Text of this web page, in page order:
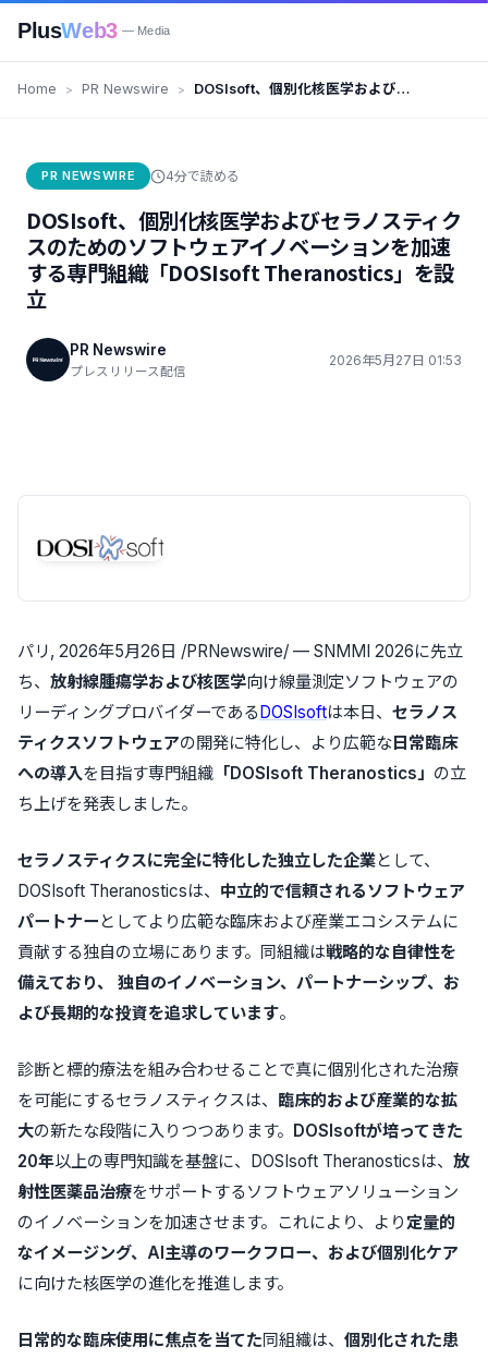
PlusWeb3 — Media
Home PR Newswire
DOSIsoft、個別化核医学およびセ
Theranostics」を設立
PR NEWSWIRE 4分で読める
DOSIsoft、個別化核医学およびセラノスティク
スのためのソフトウェアイノベーションを加速
する専門組織「DOSIsoft Theranostics」を設
立
PR Newswire
プレスリリース配信
2026年5月27日 01:53
パリ, 2026年5月26日 /PRNewswire/ — SNMMI 2026に先立
ち、 放射線腫瘍学および核医学向け線量測定ソフトウェアの
リーディングプロバイダーであるDOSIsoftは本日、 セラノス
ティクスソフトウェアの開発に特化し、より広範な日常臨床
への導入を目指す専門組織 「DOSIsoft Theranostics」 の立
ち上げを発表しました。
セラノスティクスに完全に特化した独立した企業として、
DOSIsoft Theranosticsは、 中立的で信頼されるソフトウェア
パートナー としてより広範な臨床および産業エコシステムに
貢献する独自の立場にあります。同組織は戦略的な自律性を
備えており、
独自のイノベーション、パートナーシップ、お
よび長期的な投資を追求しています。
診断と標的療法を組み合わせることで真に個別化された治療
を可能にするセラノスティクスは、 臨床的および産業的な拡
大の新たな段階に入りつつあります。 DOSIsoftが培ってきた
20年以上の専門知識を基盤に、DOSIsoft Theranosticsは、 放
射性医薬品治療をサポートするソフトウェアソリューション
のイノベーションを加速させます。これにより、より定量的
なイメージング、AI主導のワークフロー、および個別化ケア
に向けた核医学の進化を推進します。
日常的な臨床使用に焦点を当てた同組織は、 個別化された患